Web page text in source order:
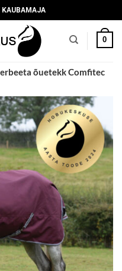
KAUBAMAJA
0
õuetekk Comfitec